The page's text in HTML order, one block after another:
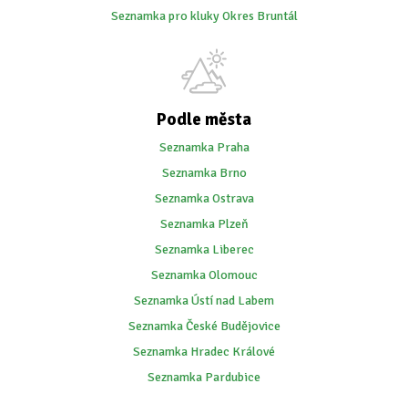
Seznamka pro kluky Okres Bruntál
Podle města
Seznamka Praha
Seznamka Brno
Seznamka Ostrava
Seznamka Plzeň
Seznamka Liberec
Seznamka Olomouc
Seznamka Ústí nad Labem
Seznamka České Budějovice
Seznamka Hradec Králové
Seznamka Pardubice